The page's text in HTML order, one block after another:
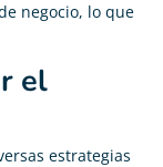
negocio, lo que
el
estrategias